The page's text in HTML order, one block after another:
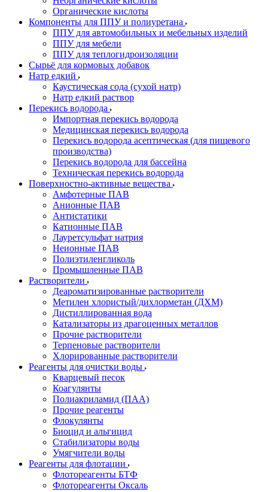
Органические кислоты
Компоненты для ППУ и полиуретана
ППУ для автомобильных и мебельных изделий
ППУ для мебели
ППУ для теплогидроизоляции
Сырьё для кормовых добавок
Натр едкий
Каустическая сода (сухой натр)
Натр едкий раствор
Перекись водорода
Импортная перекись водорода
Медицинская перекись водорода
Перекись водорода асептическая (для пищевого
производства)
Перекись водорода для бассейна
Техническая перекись водорода
Поверхностно-активные вещества
Амфотерные ПАВ
Анионные ПАВ
Антистатики
Катионные ПАВ
Лауретсульфат натрия
Неионные ПАВ
Полиэтиленгликоль
Промышленные ПАВ
Растворители
Деароматизированные растворители
Метилен хлористый/дихлорметан (ДХМ)
Дистиллированная вода
Катализаторы из драгоценных металлов
Прочие растворители
Терпеновые растворители
Хлорированные растворители
Реагенты для очистки воды
Кварцевый песок
Коагулянты
Полиакриламид (ПАА)
Прочие реагенты
Флокулянты
Биоцид и альгицид
Стабилизаторы воды
Умягчители воды
Реагенты для флотации
Флотореагенты БТФ
Флотореагенты Оксаль